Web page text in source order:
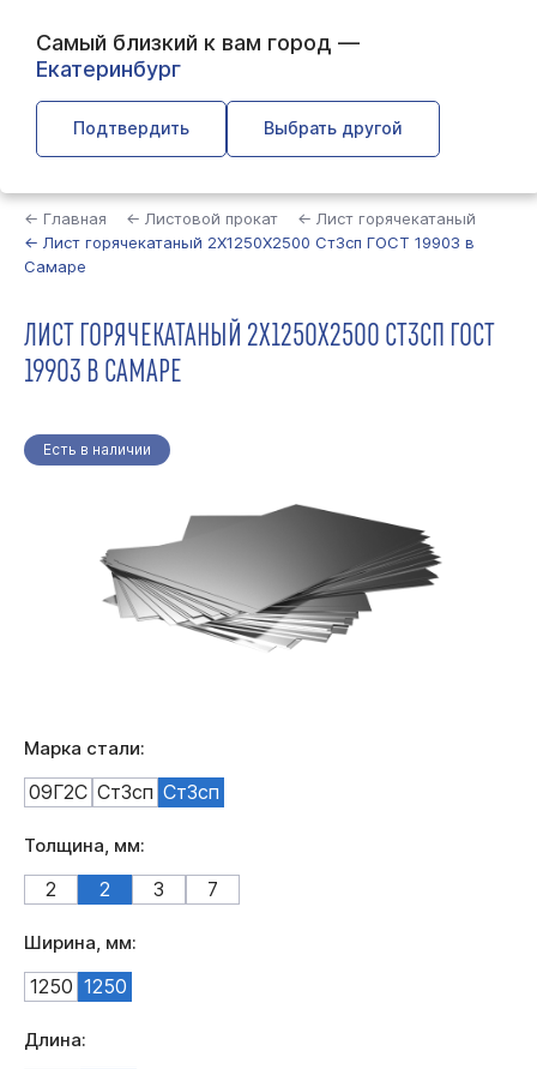
Самый близкий к вам город —
Екатеринбург
Подтвердить Выбрать другой
← Главная ← Листовой прокат
← Лист горячекатаный
← Лист горячекатаный 2Х1250Х2500 Ст3сп ГОСТ 19903 в
Самаре
ЛИСТ ГОРЯЧЕКАТАНЫЙ 2Х1250Х2500 СТ3СП ГОСТ
19903 В САМАРЕ
Есть в наличии
Марка стали:
09Г2С Ст3сп Ст3сп
Толщина, мм:
2 2 3 7
Ширина, мм:
1250 1250
Длина: